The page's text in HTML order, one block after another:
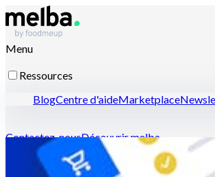
Menu
Ressources
BlogCentre d'aideMarketplace
Contactez-nousDécouvrir melba